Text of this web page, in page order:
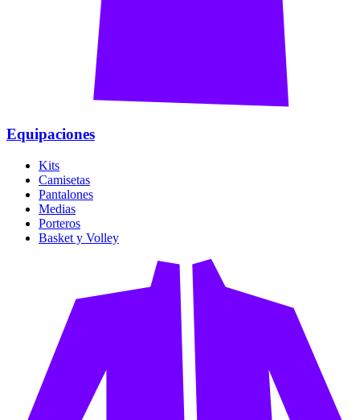
Equipaciones
Kits
Camisetas
Pantalones
Medias
Porteros
Basket y Volley